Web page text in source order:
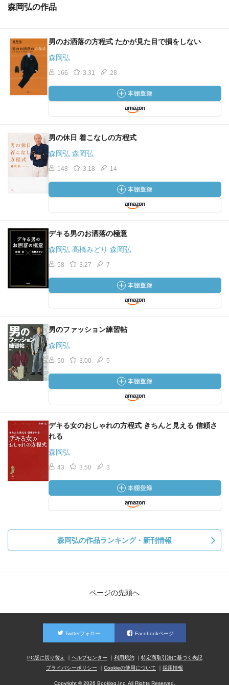
森岡弘の作品
男のお洒落の方程式 たかが見た目で損をしない
森岡弘
166 3.31 28
男の休日 着こなしの方程式
森岡弘 森岡弘
148 3.18 14
デキる男のお洒落の極意
森岡弘 高橋みどり 森岡弘
58 3.27 7
男のファッション練習帖
森岡弘
50 3.00 5
デキる女のおしゃれの方程式 きちんと見える 信頼さ
れる
森岡弘
43 3.50 3
森岡弘の作品ランキング・新刊情報
ページの先頭へ
Twitterフォロー Facebookページ
PC版に切り替え ヘルプセンター 利用規約
特定商取引法に基づく表記
プライバシーポリシー
Cookieの使用について 採用情報
Copyright © 2026 Booklog,Inc. All Rights Reserved.